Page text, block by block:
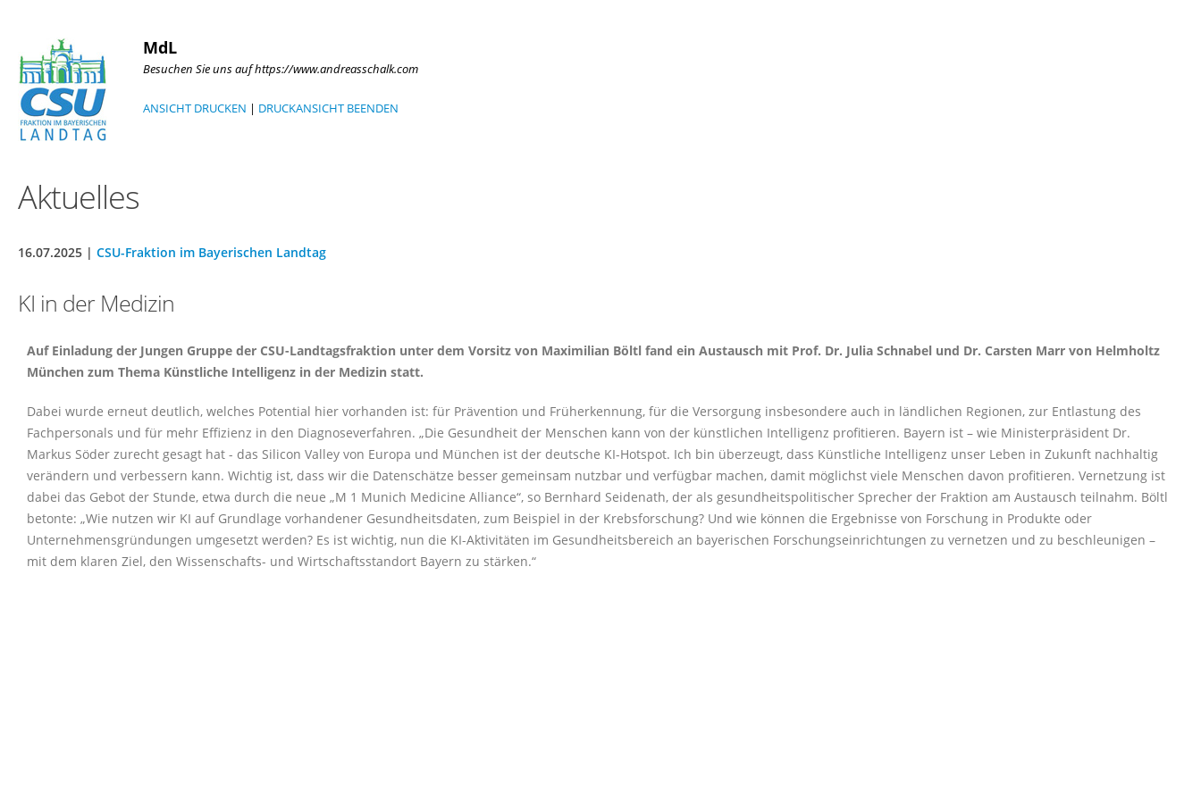
MdL
Besuchen Sie uns auf https://www.andreasschalk.com
ANSICHT DRUCKEN | DRUCKANSICHT BEENDEN
Aktuelles
16.07.2025 | CSU-Fraktion im Bayerischen Landtag
KI in der Medizin
Auf Einladung der Jungen Gruppe der CSU-Landtagsfraktion unter dem Vorsitz von Maximilian Böltl fand ein Austausch mit Prof. Dr. Julia Schnabel und Dr. Carsten Marr von Helmholtz
München zum Thema Künstliche Intelligenz in der Medizin statt.
Dabei wurde erneut deutlich, welches Potential hier vorhanden ist: für Prävention und Früherkennung, für die Versorgung insbesondere auch in ländlichen Regionen, zur Entlastung des
Fachpersonals und für mehr Effizienz in den Diagnoseverfahren. Die Gesundheit der Menschen kann von der künstlichen Intelligenz profitieren. Bayern ist – wie Ministerpräsident Dr.
Markus Söder zurecht gesagt hat - das Silicon Valley von Europa und München ist der deutsche KI-Hotspot. Ich bin überzeugt, dass Künstliche Intelligenz unser Leben in Zukunft nachhaltig
verändern und verbessern kann. Wichtig ist, dass wir die Datenschätze besser gemeinsam nutzbar und verfügbar machen, damit möglichst viele Menschen davon profitieren. Vernetzung ist
dabei das Gebot der Stunde, etwa durch die neue M 1 Munich Medicine Alliance“, so Bernhard Seidenath, der als gesundheitspolitischer Sprecher der Fraktion am Austausch teilnahm. Böltl
betonte: Wie nutzen wir KI auf Grundlage vorhandener Gesundheitsdaten, zum Beispiel in der Krebsforschung? Und wie können die Ergebnisse von Forschung in Produkte oder
Unternehmensgründungen umgesetzt werden? Es ist wichtig, nun die KI-Aktivitäten im Gesundheitsbereich an bayerischen Forschungseinrichtungen zu vernetzen und zu beschleunigen –
mit dem klaren Ziel, den Wissenschafts- und Wirtschaftsstandort Bayern zu stärken.“